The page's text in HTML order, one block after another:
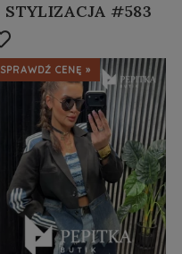
STYLIZACJA #583
SPRAWDŹ CENĘ »